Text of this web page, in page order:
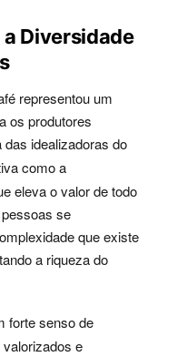
Diversidade
representou um
os produtores
das idealizadoras do
como a
eleva o valor de todo
se
que existe
a riqueza do
forte senso de
e